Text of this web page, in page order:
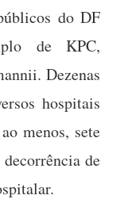
do DF
de KPC,
Dezenas
hospitais
menos, sete
de